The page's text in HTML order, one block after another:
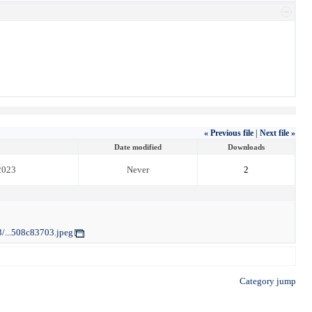
« Previous file | Next file »
Date modified Downloads
Never 2
Category jump